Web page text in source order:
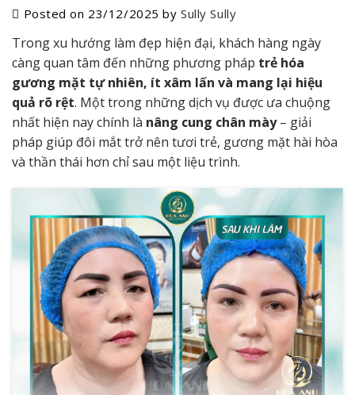
Posted on 23/12/2025 bySully Sully
Trong xu hướng làm đẹp hiện đại, khách hàng ngày
càng quan tâm đến những phương pháp trẻ hóa
gương mặt tự nhiên, ít xâm lấn và mang lại hiệu
quả rõ rệt. Một trong những dịch vụ được ưa chuộng
nhất hiện nay chính là nâng cung chân mày– giải
pháp giúp đôi mắt trở nên tươi trẻ, gương mặt hài hòa
và thần thái hơn chỉ sau một liệu trình.